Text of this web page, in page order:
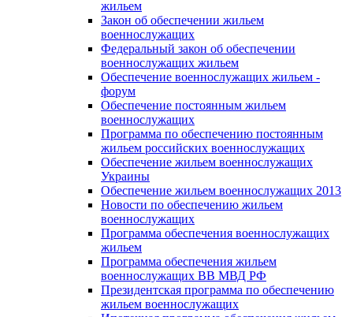
жильем
Закон об обеспечении жильем
военнослужащих
Федеральный закон об обеспечении
военнослужащих жильем
Обеспечение военнослужащих жильем -
форум
Обеспечение постоянным жильем
военнослужащих
Программа по обеспечению постоянным
жильем российских военнослужащих
Обеспечение жильем военнослужащих
Украины
Обеспечение жильем военнослужащих 2013
Новости по обеспечению жильем
военнослужащих
Программа обеспечения военнослужащих
жильем
Программа обеспечения жильем
военнослужащих ВВ МВД РФ
Президентская программа по обеспечению
жильем военнослужащих